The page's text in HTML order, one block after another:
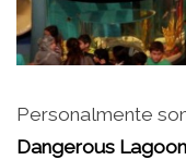
Personalmente
Dangerous Lagoon